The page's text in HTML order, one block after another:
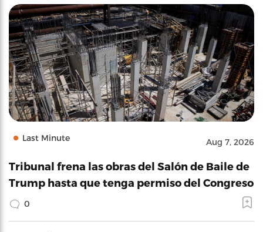
Last Minute Aug 7, 2026
Tribunal frena las obras del Salón de Baile de
Trump hasta que tenga permiso del Congreso
0